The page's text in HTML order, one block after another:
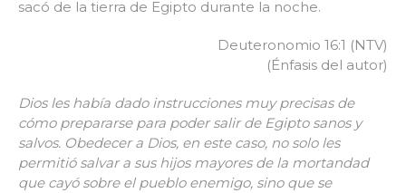
sacó de la tierra de Egipto durante la noche.
Deuteronomio 16:1 (NTV)
(Énfasis del autor)
Dios les había dado instrucciones muy precisas de
cómo prepararse para poder salir de Egipto sanos y
salvos. Obedecer a Dios, en este caso, no solo les
permitió salvar a sus hijos mayores de la mortandad
que cayó sobre el pueblo enemigo, sino que se